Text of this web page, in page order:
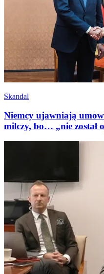
Skandal
Niemcy ujawniają
milczy, bo… „nie został